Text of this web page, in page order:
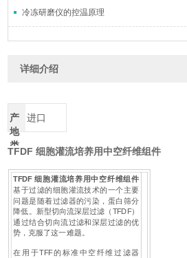
冷冻研磨仪的控温原理
详细介绍
产
地
类
进口
TFDF 细胞灌流培养用中空纤维组件
TFDF 细胞灌流培养用中空纤维组件
基于过滤的细胞灌流技术的一个主要
问题是随着过滤器的污染，蛋白筛分
降低。新型切向流深层过滤（TFDF）
通过结合切向流过滤和深层过滤的优
势，克服了这一难题。
在用于TFF的标准中空纤维过滤器